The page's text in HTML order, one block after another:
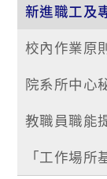
新進職工及
校內作業原
院系所中心
教職員職能
「工作場